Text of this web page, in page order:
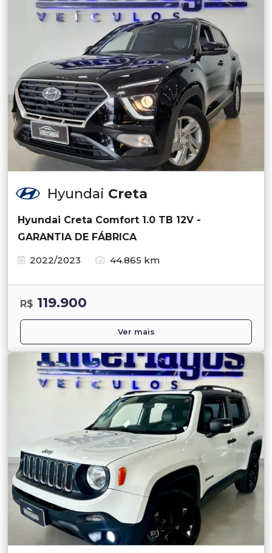
Hyundai Creta
Hyundai Creta Comfort 1.0 TB 12V -
GARANTIA DE FÁBRICA
2022/2023
44.865 km
R$ 119.900
Ver mais